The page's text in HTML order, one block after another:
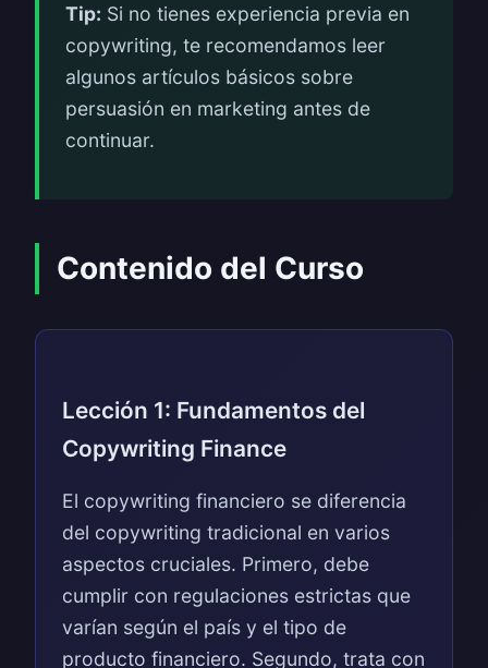
Tip: Si no tienes experiencia previa en
copywriting, te recomendamos leer
algunos artículos básicos sobre
persuasión en marketing antes de
continuar.
Contenido del Curso
Lección 1: Fundamentos del
Copywriting Finance
El copywriting financiero se diferencia
del copywriting tradicional en varios
aspectos cruciales. Primero, debe
cumplir con regulaciones estrictas que
varían según el país y el tipo de
producto financiero. Segundo, trata con